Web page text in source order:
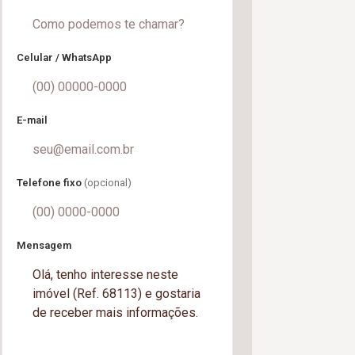
Celular / WhatsApp
E-mail
Telefone fixo (opcional)
Mensagem